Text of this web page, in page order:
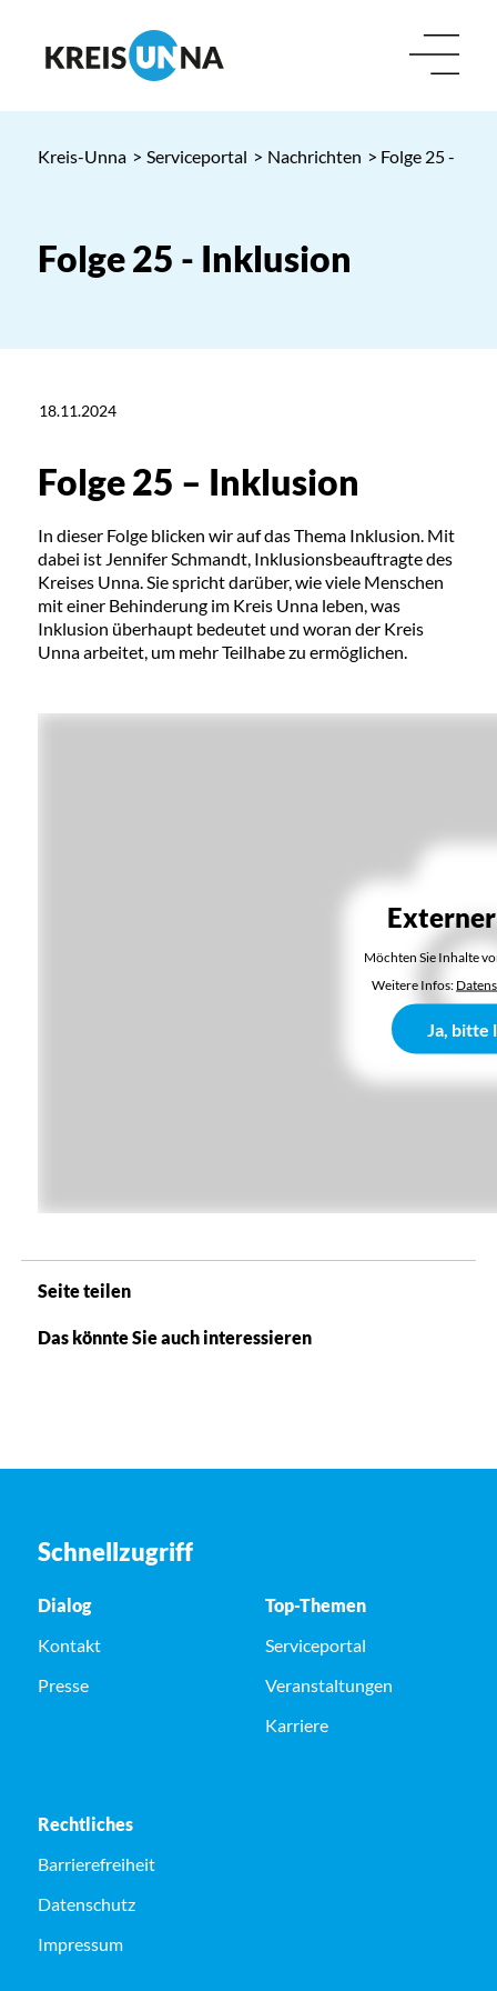
Kreis-Unna > Serviceportal > Nachrichten > Folge 25 -
Folge 25 - Inklusion
18.11.2024
Folge 25 – Inklusion
In dieser Folge blicken wir auf das Thema Inklusion. Mit
dabei ist Jennifer Schmandt, Inklusionsbeauftragte des
Kreises Unna. Sie spricht darüber, wie viele Menschen
mit einer Behinderung im Kreis Unna leben, was
Inklusion überhaupt bedeutet und woran der Kreis
Unna arbeitet, um mehr Teilhabe zu ermöglichen.
Möchten Sie Inhalte
Weitere Infos:
Ja, bitte
Seite teilen
Das könnte Sie auch interessieren
Schnellzugriff
Dialog
Kontakt
Presse
Top-Themen
Serviceportal
Veranstaltungen
Karriere
Rechtliches
Barrierefreiheit
Datenschutz
Impressum